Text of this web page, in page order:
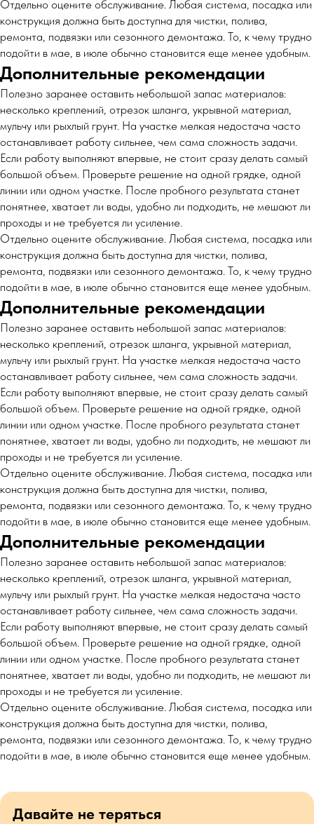
Отдельно оцените обслуживание. Любая система, посадка или
конструкция должна быть доступна для чистки, полива,
ремонта, подвязки или сезонного демонтажа. То, к чему трудно
подойти в мае, в июле обычно становится еще менее удобным.
Дополнительные рекомендации
Полезно заранее оставить небольшой запас материалов:
несколько креплений, отрезок шланга, укрывной материал,
мульчу или рыхлый грунт. На участке мелкая недостача часто
останавливает работу сильнее, чем сама сложность задачи.
Если работу выполняют впервые, не стоит сразу делать самый
большой объем. Проверьте решение на одной грядке, одной
линии или одном участке. После пробного результата станет
понятнее, хватает ли воды, удобно ли подходить, не мешают ли
проходы и не требуется ли усиление.
Отдельно оцените обслуживание. Любая система, посадка или
конструкция должна быть доступна для чистки, полива,
ремонта, подвязки или сезонного демонтажа. То, к чему трудно
подойти в мае, в июле обычно становится еще менее удобным.
Дополнительные рекомендации
Полезно заранее оставить небольшой запас материалов:
несколько креплений, отрезок шланга, укрывной материал,
мульчу или рыхлый грунт. На участке мелкая недостача часто
останавливает работу сильнее, чем сама сложность задачи.
Если работу выполняют впервые, не стоит сразу делать самый
большой объем. Проверьте решение на одной грядке, одной
линии или одном участке. После пробного результата станет
понятнее, хватает ли воды, удобно ли подходить, не мешают ли
проходы и не требуется ли усиление.
Отдельно оцените обслуживание. Любая система, посадка или
конструкция должна быть доступна для чистки, полива,
ремонта, подвязки или сезонного демонтажа. То, к чему трудно
подойти в мае, в июле обычно становится еще менее удобным.
Дополнительные рекомендации
Полезно заранее оставить небольшой запас материалов:
несколько креплений, отрезок шланга, укрывной материал,
мульчу или рыхлый грунт. На участке мелкая недостача часто
останавливает работу сильнее, чем сама сложность задачи.
Если работу выполняют впервые, не стоит сразу делать самый
большой объем. Проверьте решение на одной грядке, одной
линии или одном участке. После пробного результата станет
понятнее, хватает ли воды, удобно ли подходить, не мешают ли
проходы и не требуется ли усиление.
Отдельно оцените обслуживание. Любая система, посадка или
конструкция должна быть доступна для чистки, полива,
ремонта, подвязки или сезонного демонтажа. То, к чему трудно
подойти в мае, в июле обычно становится еще менее удобным.
Давайте не теряться